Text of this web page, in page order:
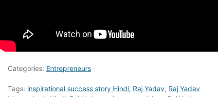
Categories: Entrepreneurs
Tags: inspirational success story Hindi, Raj Yadav, Raj Yadav